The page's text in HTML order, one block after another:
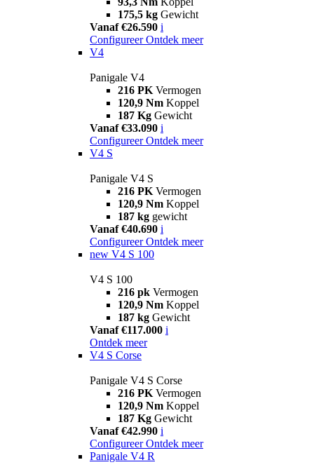
175,5 kg Gewicht
Vanaf €26.590 i
Configureer Ontdek meer
V4
Panigale V4
216 PK Vermogen
120,9 Nm Koppel
187 Kg Gewicht
Vanaf €33.090 i
Configureer Ontdek meer
V4 S
Panigale V4 S
216 PK Vermogen
120,9 Nm Koppel
187 kg gewicht
Vanaf €40.690 i
Configureer Ontdek meer
new V4 S 100
V4 S 100
216 pk Vermogen
120,9 Nm Koppel
187 kg Gewicht
Vanaf €117.000 i
Ontdek meer
V4 S Corse
Panigale V4 S Corse
216 PK Vermogen
120,9 Nm Koppel
187 Kg Gewicht
Vanaf €42.990 i
Configureer Ontdek meer
Panigale V4 R